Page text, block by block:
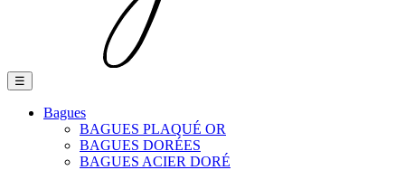
Basculer
la
navigation
☰
Bagues
BAGUES PLAQUÉ OR
BAGUES DORÉES
BAGUES ACIER DORÉ